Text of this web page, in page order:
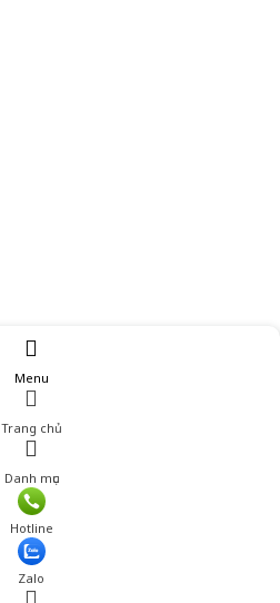
Menu
Trang chủ
Danh mục
Hotline
Zalo